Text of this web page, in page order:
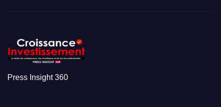
Press Insight 360